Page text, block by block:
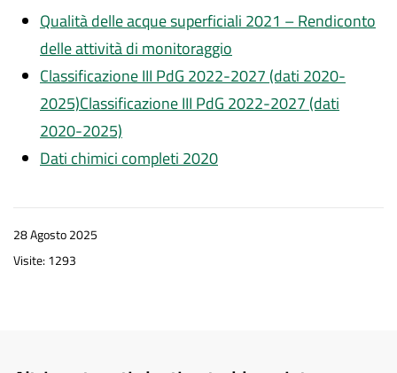
Qualità delle acque superficiali 2021 – Rendiconto
delle attività di monitoraggio
Classificazione III PdG 2022-2027 (dati 2020-
2025)Classificazione III PdG 2022-2027 (dati
2020-2025)
Dati chimici completi 2020
28 Agosto 2025
Visite: 1293